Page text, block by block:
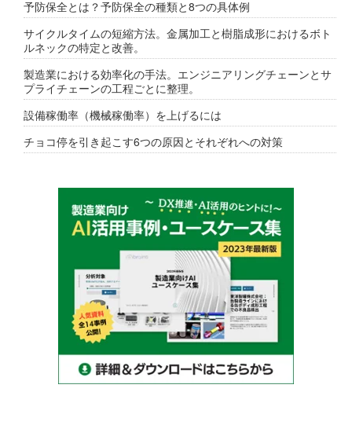
予防保全とは？予防保全の種類と8つの具体例
サイクルタイムの短縮方法。金属加工と樹脂成形におけるボト
ルネックの特定と改善。
製造業における効率化の手法。エンジニアリングチェーンとサ
プライチェーンの工程ごとに整理。
設備稼働率（機械稼働率）を上げるには
チョコ停を引き起こす6つの原因とそれぞれへの対策